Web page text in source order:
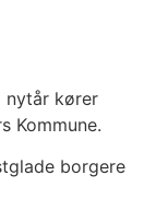
nytår kører
Kommune.
borgere